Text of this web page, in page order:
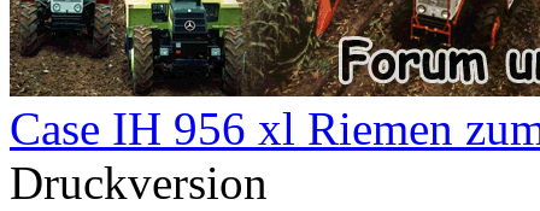
Case IH 956 xl Riemen
Druckversion